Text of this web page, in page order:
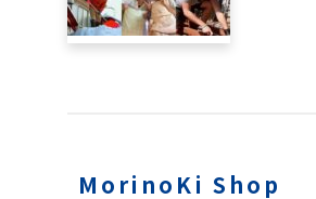
MorinoKi Shop